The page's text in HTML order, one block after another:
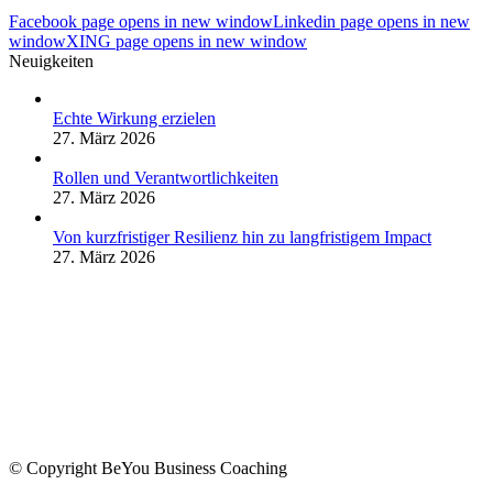
Facebook page opens in new windowLinkedin page opens in new
windowXING page opens in new window
Neuigkeiten
Echte Wirkung erzielen
27. März 2026
Rollen und Verantwortlichkeiten
27. März 2026
Von kurzfristiger Resilienz hin zu langfristigem Impact
27. März 2026
© Copyright BeYou Business Coaching